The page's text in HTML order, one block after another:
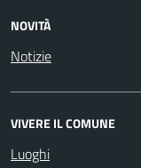
NOVITÀ
Notizie
VIVERE IL COMUNE
Luoghi